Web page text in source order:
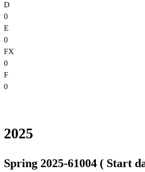
D
0
E
0
FX
0
F
0
2025
Spring 2025-61004 ( Start